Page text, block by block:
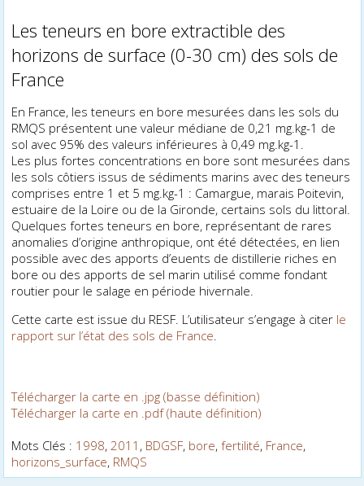
Les teneurs en bore extractible des
horizons de surface (0-30 cm) des sols de
France
En France, les teneurs en bore mesurées dans les sols du
RMQS présentent une valeur médiane de 0,21 mg.kg-1 de
sol avec 95% des valeurs inférieures à 0,49 mg.kg-1.
Les plus fortes concentrations en bore sont mesurées dans
les sols côtiers issus de sédiments marins avec des teneurs
comprises entre 1 et 5 mg.kg-1 : Camargue, marais Poitevin,
estuaire de la Loire ou de la Gironde, certains sols du littoral.
Quelques fortes teneurs en bore, représentant de rares
anomalies d’origine anthropique, ont été détectées, en lien
possible avec des apports d’effluents de distillerie riches en
bore ou des apports de sel marin utilisé comme fondant
routier pour le salage en période hivernale.
Cette carte est issue du RESF. L’utilisateur s’engage à citer le
rapport sur l’état des sols de France
Télécharger la carte en .jpg (basse définition)
Télécharger la carte en .pdf (haute définition)
Mots Clés : 1998, 2011 , BDGSF, bore,fertilité, France,
horizons_surface, RMQS